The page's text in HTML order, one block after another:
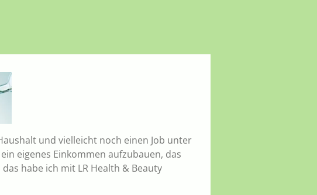
und vielleicht noch einen Job unter
eigenes Einkommen aufzubauen, das
habe ich mit LR Health & Beauty